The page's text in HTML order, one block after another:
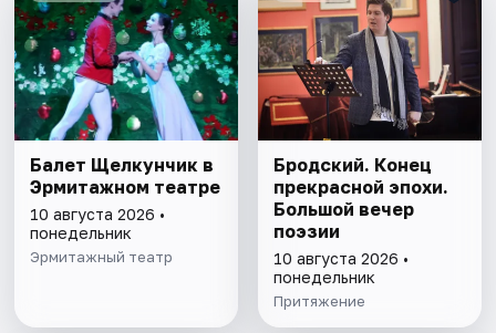
Балет Щелкунчик в
Эрмитажном театре
10 августа 2026 •
понедельник
Эрмитажный театр
Бродский. Конец
прекрасной эпохи.
Большой вечер
поэзии
10 августа 2026 •
понедельник
Притяжение